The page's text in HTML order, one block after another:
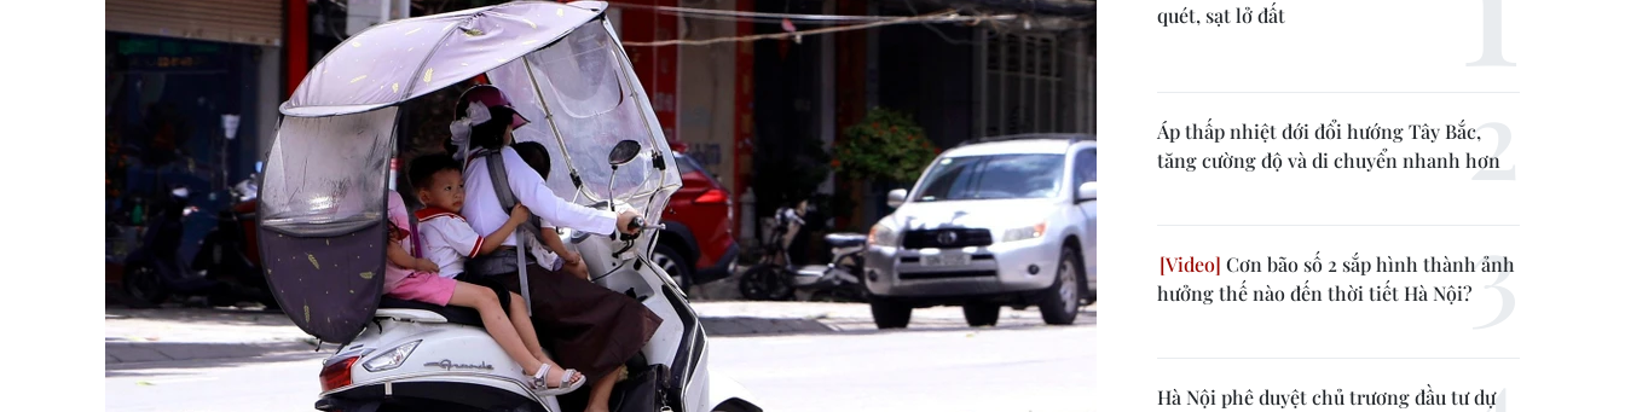
quét, sạt lở đất
Áp thấp nhiệt đới đổi hướng Tây Bắc,
tăng cường độ và di chuyển nhanh hơn
Cơn bão số 2 sắp hình thành ảnh
hưởng thế nào đến thời tiết Hà Nội?
Hà Nội phê duyệt chủ trương đầu tư dự